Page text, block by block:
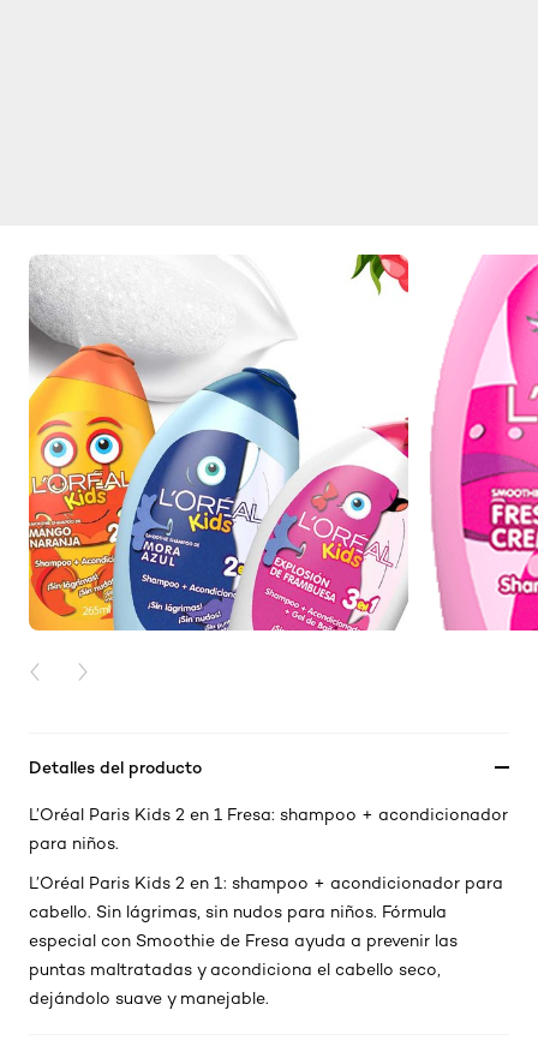
PREVIOUS CARD
NEXT CARD
Detalles del producto
L’Oréal Paris Kids 2 en 1 Fresa: shampoo + acondicionador
para niños.
L’Oréal Paris Kids 2 en 1: shampoo + acondicionador para
cabello. Sin lágrimas, sin nudos para niños. Fórmula
especial con Smoothie de Fresa ayuda a prevenir las
puntas maltratadas y acondiciona el cabello seco,
dejándolo suave y manejable.